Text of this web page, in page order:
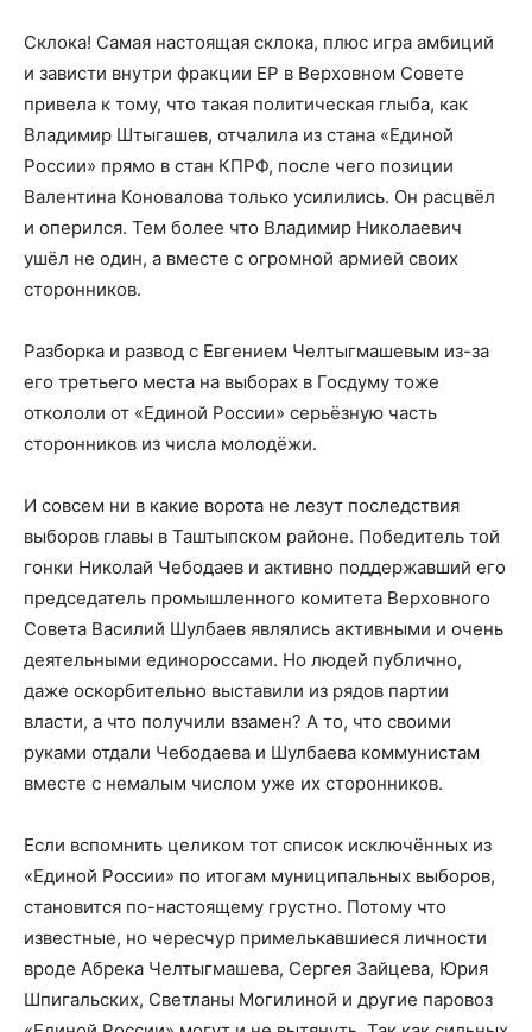
Склока! Самая настоящая склока, плюс игра амбиций
и зависти внутри фракции ЕР в Верховном Совете
привела к тому, что такая политическая глыба, как
Владимир Штыгашев, отчалила из стана «Единой
России» прямо в стан КПРФ, после чего позиции
Валентина Коновалова только усилились. Он расцвёл
и оперился. Тем более что Владимир Николаевич
ушёл не один, а вместе с огромной армией своих
сторонников.
Разборка и развод с Евгением Челтыгмашевым из-за
его третьего места на выборах в Госдуму тоже
откололи от «Единой России» серьёзную часть
сторонников из числа молодёжи.
И совсем ни в какие ворота не лезут последствия
выборов главы в Таштыпском районе. Победитель той
гонки Николай Чебодаев и активно поддержавший его
председатель промышленного комитета Верховного
Совета Василий Шулбаев являлись активными и очень
деятельными единороссами. Но людей публично,
даже оскорбительно выставили из рядов партии
власти, а что получили взамен? А то, что своими
руками отдали Чебодаева и Шулбаева коммунистам
вместе с немалым числом уже их сторонников.
Если вспомнить целиком тот список исключённых из
«Единой России» по итогам муниципальных выборов,
становится по-настоящему грустно. Потому что
известные, но чересчур примелькавшиеся личности
вроде Абрека Челтыгмашева, Сергея Зайцева, Юрия
Шпигальских, Светланы Могилиной и другие паровоз